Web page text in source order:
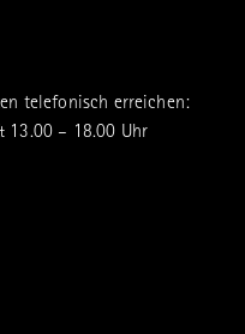
telefonisch erreichen:
13.00 – 18.00 Uhr